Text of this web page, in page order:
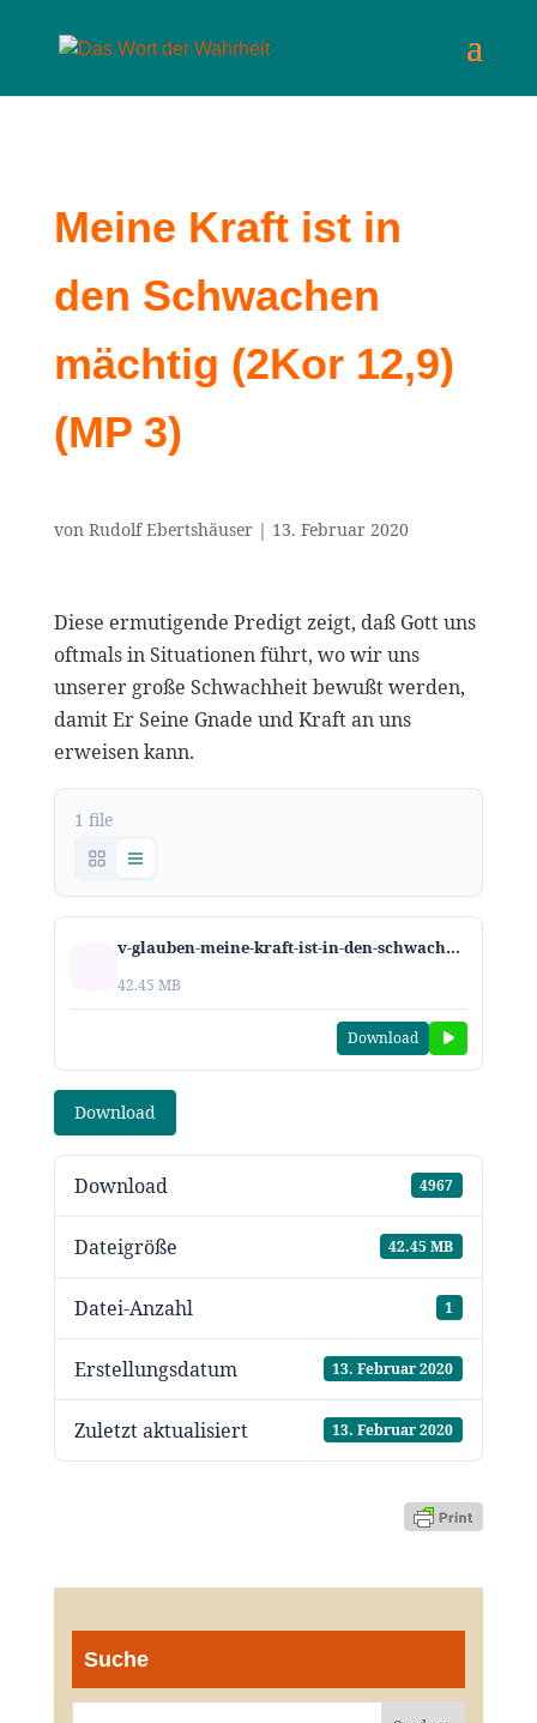
Meine Kraft ist in
den Schwachen
mächtig (2Kor 12,9)
(MP 3)
von Rudolf Ebertshäuser| 13. Februar 2020
Download
Download 4967
Dateigröße 42.45 MB
Datei-Anzahl 1
Erstellungsdatum 13. Februar 2020
Zuletzt aktualisiert 13. Februar 2020
Diese ermutigende Predigt zeigt, daß Gott uns
oftmals in Situationen führt, wo wir uns
unserer große Schwachheit bewußt werden,
damit Er Seine Gnade und Kraft an uns
erweisen kann.
1 file
v-glauben-meine-kraft-ist-in-den-schwachen-maechtig-2020.mp3
42.45 MB
Download
Suche